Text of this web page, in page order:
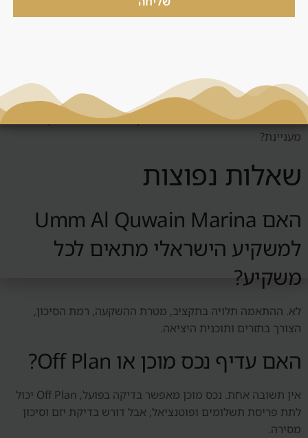
החלטה
הטבעי? האם יש ביקוש אמיתי? כמה עולה לנהל את הנכס? מה
קורה אם השוק יורד? האם אפשר למכור? האם המחיר תחרותי?
האם יש עלויות נסתרות? האם העסקה מתאימה לי או רק נשמעת
מעניינת?
שאלות נפוצות
האם Umm Al Quwain Marina
למשקיע הישראלי מתאים לכל
משקיע?
לא. ההתאמה תלויה בתקציב, מטרת ההשקעה, רמת הסיכון,
הצורך בתזרים ותוכנית היציאה.
האם עדיף נכס מוכן או Off Plan?
אין תשובה אחת. נכס מוכן מאפשר בדיקה בפועל, Off Plan יכול
לתת פריסת תשלומים ופוטנציאל, אבל דורש בדיקת יזם וסיכון
מסירה.